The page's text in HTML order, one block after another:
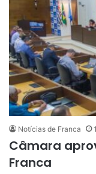
Notícias de Franca
Câmara
Franca